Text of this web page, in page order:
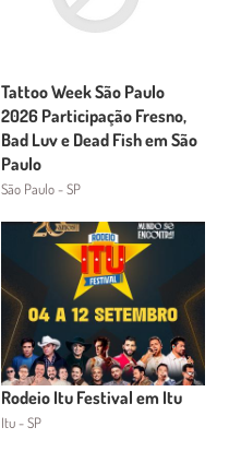
Tattoo Week São Paulo
2026 Participação Fresno,
Bad Luv e Dead Fish em São
Paulo
São Paulo - SP
Rodeio Itu Festival em Itu
Itu - SP